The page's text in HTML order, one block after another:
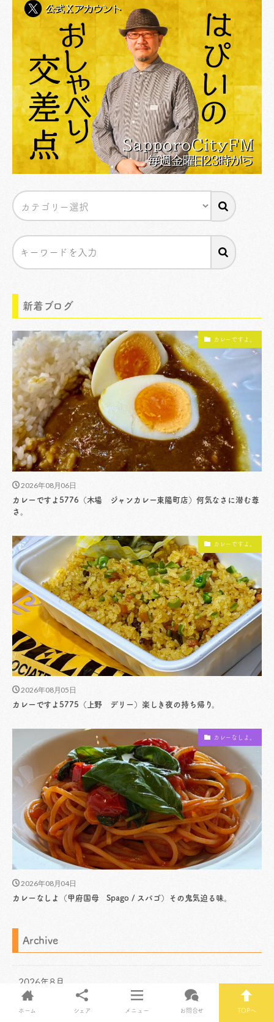
新着ブログ
カレーですよ。
2026年08月06日
カレーですよ5776（木場 ジャンカレー東陽町店）何気なさに潜む尊
さ。
カレーですよ。
2026年08月05日
カレーですよ5775（上野 デリー）楽しき夜の持ち帰り。
カレーなしよ。
2026年08月04日
カレーなしよ（甲府国母 Spago / スパゴ）その鬼気迫る味。
Archive
2026年8月
2026年7月
ホーム シェア メニュー お問合せ TOPへ